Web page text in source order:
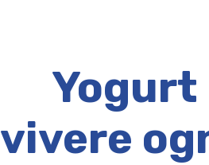
Yogurt
vivere